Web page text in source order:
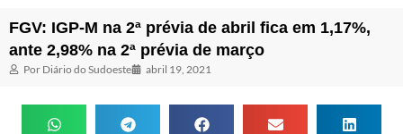
FGV: IGP-M na 2ª prévia de abril fica em 1,17%,
ante 2,98% na 2ª prévia de março
Por Diário do Sudoeste abril 19, 2021